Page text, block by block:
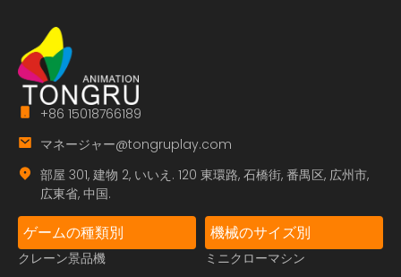
+86 15018766189
マネージャー@tongruplay.com
部屋 301, 建物 2, いいえ. 120 東環路, 石橋街, 番禺区, 広州市,
広東省, 中国.
ゲームの種類別
クレーン景品機
機械のサイズ別
ミニクローマシン